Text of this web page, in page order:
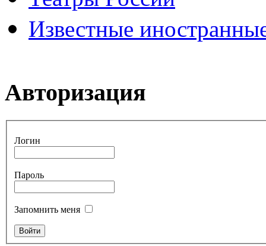
Известные
Авторизация
Логин
Пароль
Запомнить меня